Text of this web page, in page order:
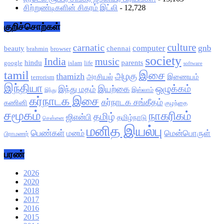
சிற்றுண்டிகளின் சிகரம் இட்லி - 12,728
குறிச்சொற்கள்
beauty brahmin browser carnatic chennai computer culture gnb
google hindu India islam life music parents society software
tamil terrorism thamizh அரசியல் அழகு இசை இணையம்
இந்தியா இந்து இந்து மதம் இயற்கை இஸ்லாம் ஒழுக்கம்
கணினி கர்நாடக இசை கர்நாடக சங்கீதம் குழந்தை
சமூகம் சென்னை ஜிஎன்பி தமிழ் தமிழ்நாடு நாகரிகம்
பிராமணர் பெண்கள் மனம் மனித இயல்பு மென்பொருள்
பரண்
2026
2020
2018
2017
2016
2015